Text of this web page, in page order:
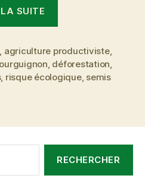
SUITE
la
gestion
dramatique
de
l’agriculture
française »
agriculture productiviste,
déforestation
, risque écologique, semis